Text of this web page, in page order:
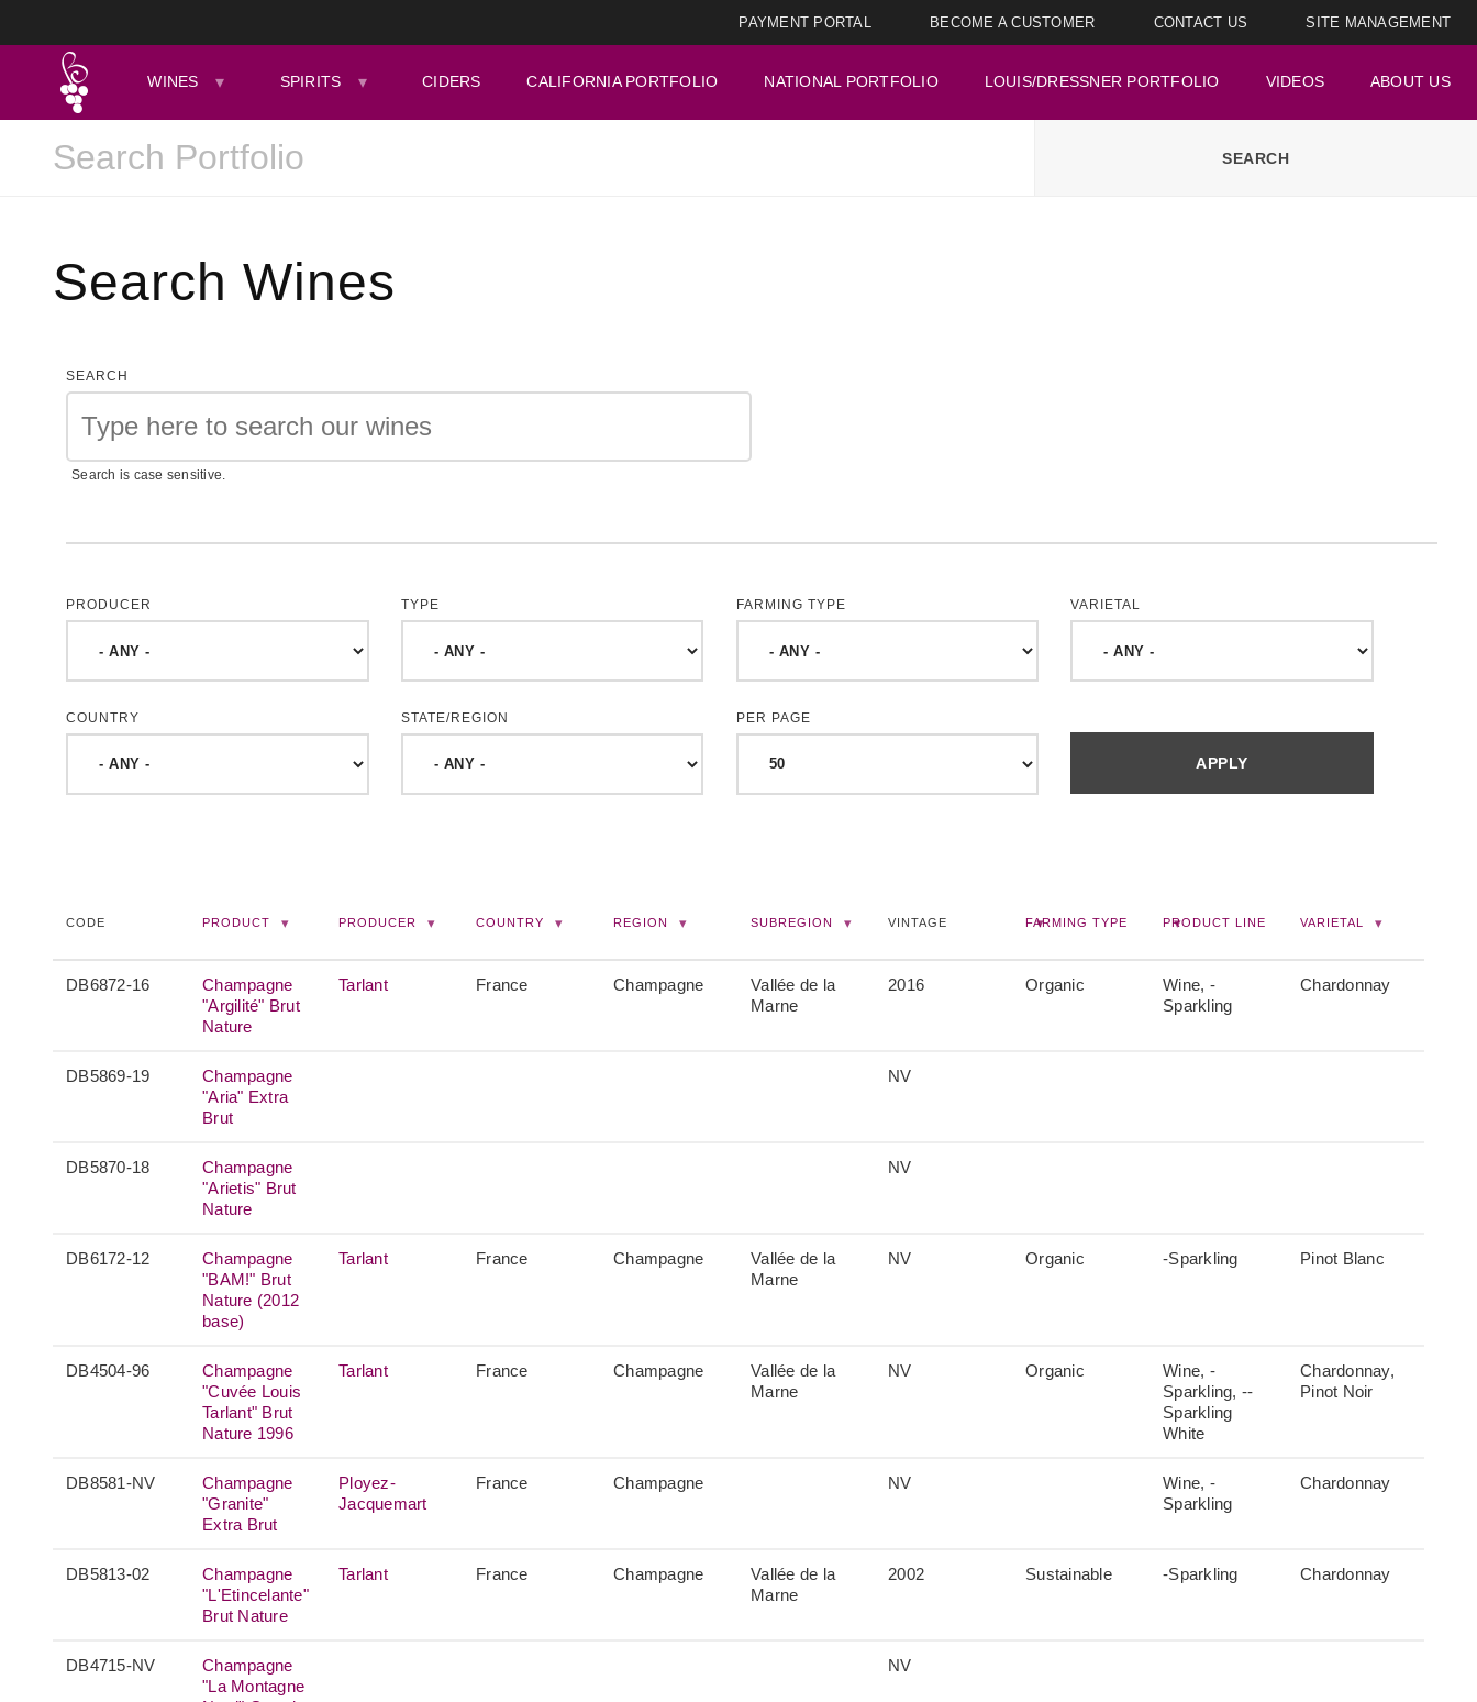
PAYMENT PORTAL BECOME A CUSTOMER CONTACT US SITE MANAGEMENT
WINES SPIRITS CIDERS CALIFORNIA PORTFOLIO NATIONAL PORTFOLIO LOUIS/DRESSNER PORTFOLIO VIDEOS ABOUT US
Search Wines
SEARCH
Search is case sensitive.
PRODUCER TYPE FARMING TYPE VARIETAL
COUNTRY STATE/REGION PER PAGE
CODE PRODUCT PRODUCER COUNTRY REGION SUBREGION VINTAGE FARMING TYPE PRODUCT LINE VARIETAL
DB6872-16
Champagne
"Argilité" Brut
Nature
Tarlant France Champagne
Vallée de la
Marne
2016 Organic
Wine, -
Sparkling
Chardonnay
DB5869-19
Champagne
"Aria" Extra
Brut
NV
DB5870-18
Champagne
"Arietis" Brut
Nature
NV
DB6172-12
Champagne
"BAM!" Brut
Nature (2012
base)
Tarlant France Champagne
Vallée de la
Marne
NV Organic -Sparkling Pinot Blanc
DB4504-96
Champagne
"Cuvée Louis
Tarlant" Brut
Nature 1996
Tarlant France Champagne
Vallée de la
Marne
NV Organic
Wine, -
Sparkling, --
Sparkling
White
Chardonnay,
Pinot Noir
DB8581-NV
Champagne
"Granite"
Extra Brut
Ployez-
Jacquemart
France Champagne NV
Wine, -
Sparkling
Chardonnay
DB5813-02
Champagne
"L'Etincelante"
Brut Nature
Tarlant France Champagne
Vallée de la
Marne
2002 Sustainable -Sparkling Chardonnay
DB4715-NV
Champagne
"La Montagne
NV